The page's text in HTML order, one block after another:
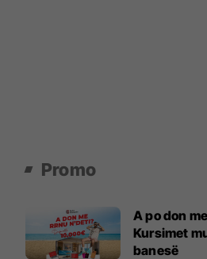
Promo
A po don
Kursimet
banesë